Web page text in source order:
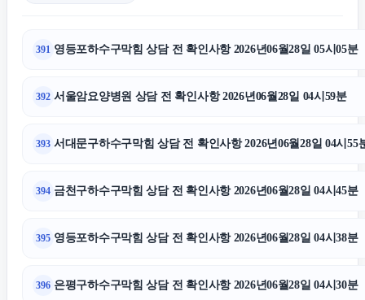
391 영등포하수구막힘 상담 전 확인사항 2026년06월28일 05시05분
392 서울암요양병원 상담 전 확인사항 2026년06월28일 04시59분
393 서대문구하수구막힘 상담 전 확인사항 2026년06월28일 04시55
394 금천구하수구막힘 상담 전 확인사항 2026년06월28일 04시45분
395 영등포하수구막힘 상담 전 확인사항 2026년06월28일 04시38분
396 은평구하수구막힘 상담 전 확인사항 2026년06월28일 04시30분